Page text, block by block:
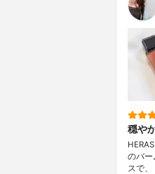
穏や
のバー
スで